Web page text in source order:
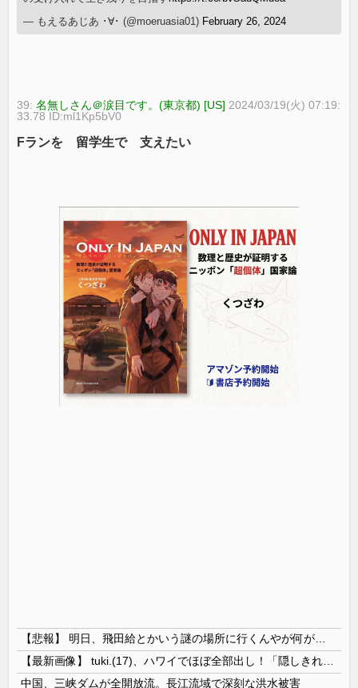
— もえるあじあ ･∀･ (@moeruasia01) February 26, 2024
39:名無しさん＠涙目です。(東京都) [US] 2024/03/19(火) 07:19:
33.78 ID:ml1Kp5bV0
Fランを 留学生で 支えたい
中国、三峡ダムが全開放流。長江流域で深刻な洪水被害